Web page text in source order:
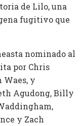
de Lilo, una
fugitivo que
nominado al
por Chris
y
Agudong, Billy
y Zach